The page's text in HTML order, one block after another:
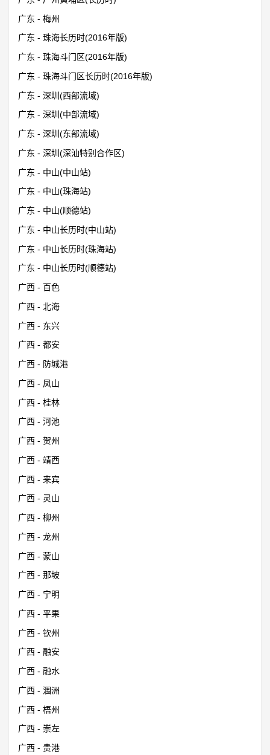
广东 - 梅州
广东 - 珠海长历时(2016年版)
广东 - 珠海斗门区(2016年版)
广东 - 珠海斗门区长历时(2016年版)
广东 - 深圳(西部流域)
广东 - 深圳(中部流域)
广东 - 深圳(东部流域)
广东 - 深圳(深汕特别合作区)
广东 - 中山(中山站)
广东 - 中山(珠海站)
广东 - 中山(顺德站)
广东 - 中山长历时(中山站)
广东 - 中山长历时(珠海站)
广东 - 中山长历时(顺德站)
广西 - 百色
广西 - 北海
广西 - 东兴
广西 - 都安
广西 - 防城港
广西 - 凤山
广西 - 桂林
广西 - 河池
广西 - 贺州
广西 - 靖西
广西 - 来宾
广西 - 灵山
广西 - 柳州
广西 - 龙州
广西 - 蒙山
广西 - 那坡
广西 - 宁明
广西 - 平果
广西 - 钦州
广西 - 融安
广西 - 融水
广西 - 涠洲
广西 - 梧州
广西 - 崇左
广西 - 贵港